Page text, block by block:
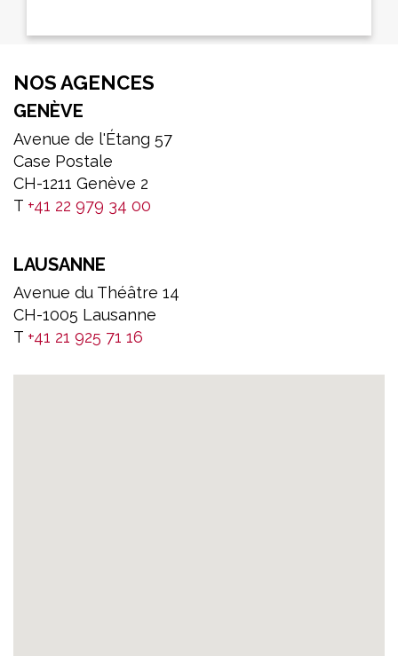
NOS AGENCES
GENÈVE
Avenue de l'Étang 57
Case Postale
CH-1211 Genève 2
T +41 22 979 34 00
LAUSANNE
Avenue du Théâtre 14
CH-1005 Lausanne
T +41 21 925 71 16